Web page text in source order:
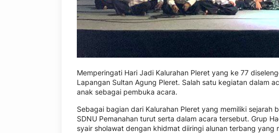
Memperingati Hari Jadi Kalurahan Pleret yang ke 77
Lapangan Sultan Agung Pleret. Salah satu kegiatan dalam
anak sebagai pembuka acara.
Sebagai bagian dari Kalurahan Pleret yang memiliki sejarah
SDNU Pemanahan turut serta dalam acara tersebut. Grup
syair sholawat dengan khidmat diiringi alunan terbang yang